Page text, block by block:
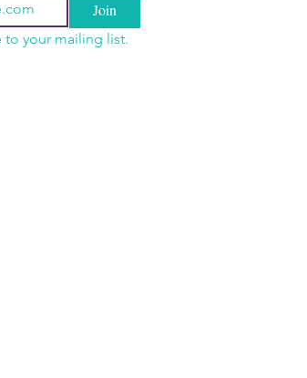
Join
to your mailing list.